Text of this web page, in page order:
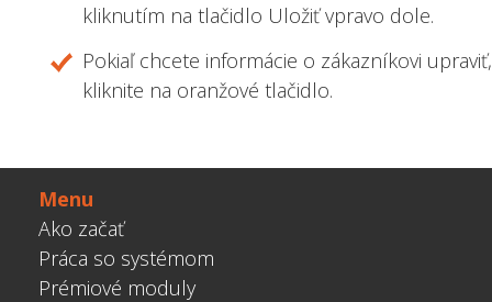
kliknutím na tlačidlo Uložiť vpravo dole.
Pokiaľ chcete informácie o zákazníkovi upraviť,
kliknite na oranžové tlačidlo.
Menu
Ako začať
Práca so systémom
Prémiové moduly